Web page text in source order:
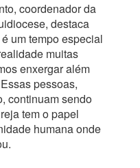
coordenador da
destaca
um tempo especial
muitas
enxergar além
pessoas,
continuam sendo
tem o papel
humana onde